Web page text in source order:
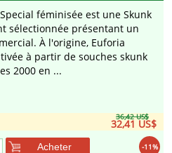
féminisée est une Skunk
sélectionnée présentant un
À l'origine, Euforia
à partir de souches skunk
2000 en ...
36,42 US$
32,41 US$
-11%
Acheter